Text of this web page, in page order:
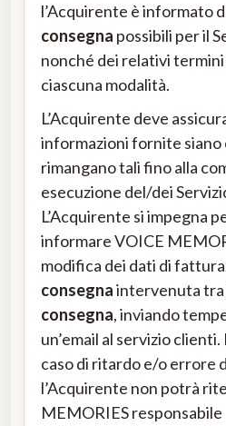
l’Acquirente è informato
consegna possibili per il
nonché dei relativi
ciascuna modalità.
L’Acquirente deve
informazioni fornite siano
rimangano tali fino alla
esecuzione del/dei
L’Acquirente si impegna
informare VOICE
modifica dei dati di
consegnaintervenuta tra
consegna, inviando
un’email al servizio clienti.
caso di ritardo e/o errore
l’Acquirente non potrà
MEMORIES responsabile